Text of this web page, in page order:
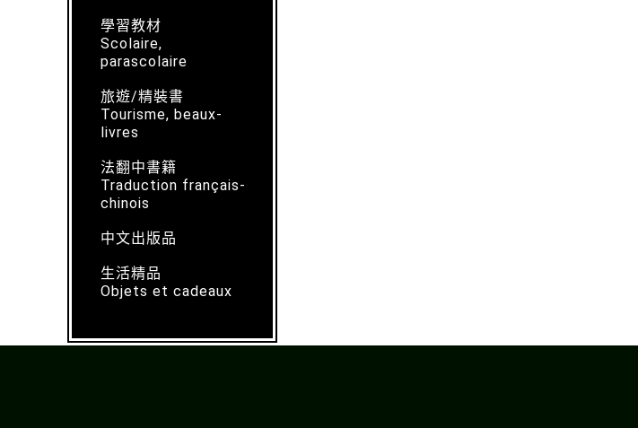
學習教材
Scolaire,
parascolaire
旅遊/精裝書
Tourisme, beaux-
livres
法翻中書籍
Traduction français-
chinois
中文出版品
生活精品
Objets et cadeaux